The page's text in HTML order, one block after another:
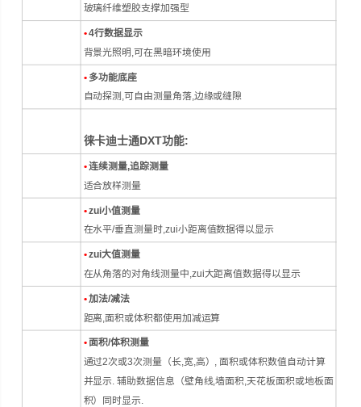
玻璃纤维塑胶支撑加强型
•4行数据显示
背景光照明,可在黑暗环境使用
• 多功能底座
自动探测,可自由测量角落,边缘或缝隙
徕卡迪士通DXT功能:
•连续测量,追踪测量
适合放样测量
•zui小值测量
在水平/垂直测量时,zui小距离值数据得以显示
•zui大值测量
在从角落的对角线测量中,zui大距离值数据得以显示
•加法/减法
距离,面积或体积都使用加减运算
•面积/体积测量
通过2次或3次测量（长,宽,高）, 面积或体积数值自动计算
并显示. 辅助数据信息（壁角线,墙面积,天花板面积或地板面
积）同时显示.